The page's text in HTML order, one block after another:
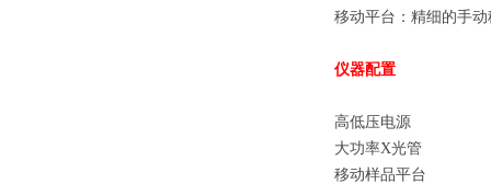
移动平台：精细的手
仪器配置
高低压电源
大功率X光管
移动样品平台